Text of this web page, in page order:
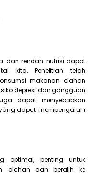
dan rendah nutrisi dapat
kita. Penelitian telah
makanan olahan
depresi dan gangguan
dapat menyebabkan
dapat mempengaruhi
optimal, penting untuk
olahan dan beralih ke